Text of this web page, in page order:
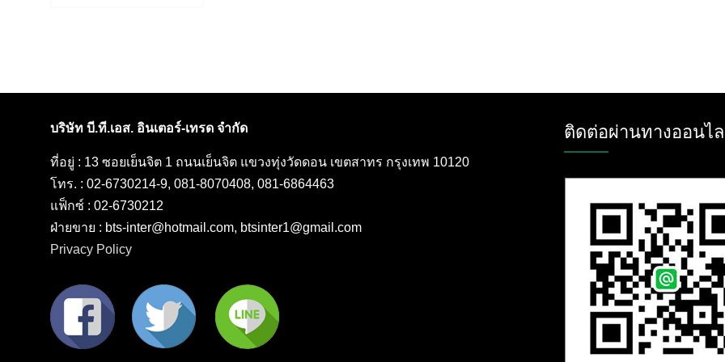
บริษัท บี.ที.เอส. อินเตอร์-เทรด จำกัด
ที่อยู่ : 13 ซอยเย็นจิต 1 ถนนเย็นจิต แขวงทุ่งวัดดอน เขตสาทร กรุงเทพ 10120
โทร. : 02-6730214-9, 081-8070408, 081-6864463
แฟ็กซ์ : 02-6730212
ฝ่ายขาย : bts-inter@hotmail.com, btsinter1@gmail.com
Privacy Policy
ติดต่อผ่านทางออนไ